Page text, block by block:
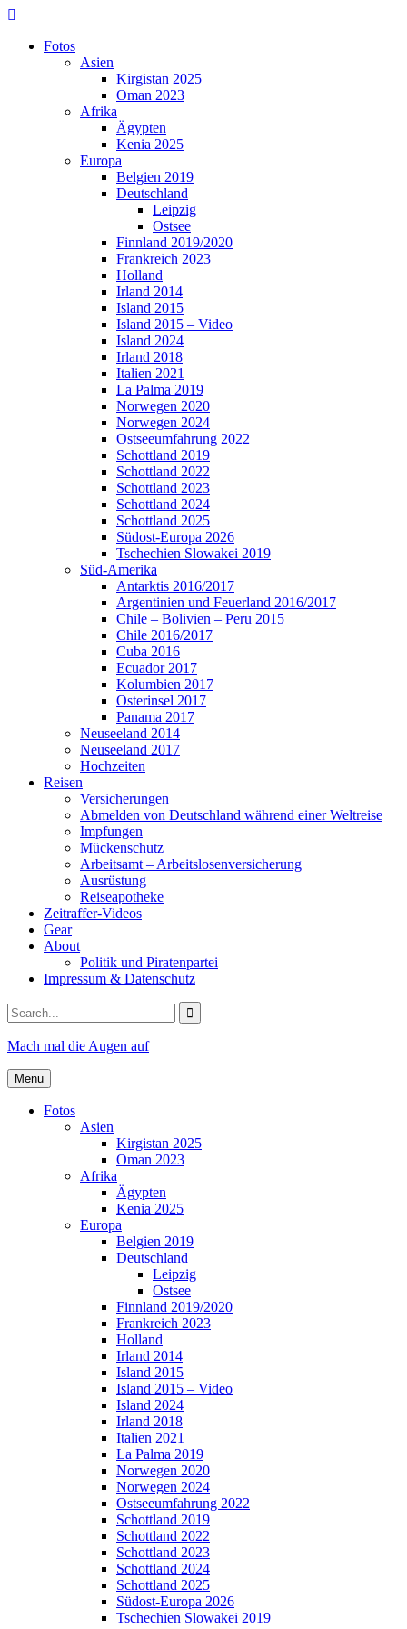
Skip
contentFotos
Asien
Kirgistan 2025
Oman 2023
Afrika
Ägypten
Kenia 2025
Europa
Belgien 2019
Deutschland
Leipzig
Ostsee
Finnland 2019/2020
Frankreich 2023
Holland
Irland 2014
Island 2015
Island 2015 – Video
Island 2024
Irland 2018
Italien 2021
La Palma 2019
Norwegen 2020
Norwegen 2024
Ostseeumfahrung 2022
Schottland 2019
Schottland 2022
Schottland 2023
Schottland 2024
Schottland 2025
Südost-Europa 2026
Tschechien Slowakei 2019
Süd-Amerika
Antarktis 2016/2017
Argentinien und Feuerland 2016/2017
Chile – Bolivien – Peru 2015
Chile 2016/2017
Cuba 2016
Ecuador 2017
Kolumbien 2017
Osterinsel 2017
Panama 2017
Neuseeland 2014
Neuseeland 2017
Hochzeiten
Reisen
Versicherungen
Abmelden von Deutschland während einer Weltreise
Impfungen
Mückenschutz
Arbeitsamt – Arbeitslosenversicherung
Ausrüstung
Reiseapotheke
Zeitraffer-Videos
Gear
About
Politik und Piratenpartei
Impressum & Datenschutz
Search
for:
Mach mal die Augen auf
Menu
Fotos
Asien
Kirgistan 2025
Oman 2023
Afrika
Ägypten
Kenia 2025
Europa
Belgien 2019
Deutschland
Leipzig
Ostsee
Finnland 2019/2020
Frankreich 2023
Holland
Irland 2014
Island 2015
Island 2015 – Video
Island 2024
Irland 2018
Italien 2021
La Palma 2019
Norwegen 2020
Norwegen 2024
Ostseeumfahrung 2022
Schottland 2019
Schottland 2022
Schottland 2023
Schottland 2024
Schottland 2025
Südost-Europa 2026
Tschechien Slowakei 2019